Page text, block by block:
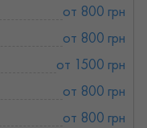
от 800 грн
от 800 грн
от 1500 грн
от 800 грн
от 800 грн